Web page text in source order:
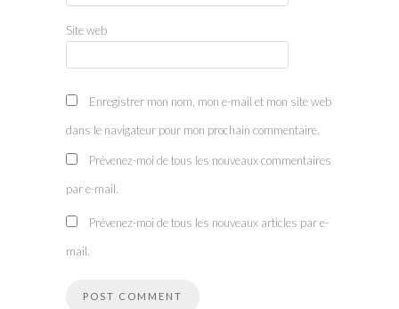
Site web
Enregistrer mon nom, mon e-mail et mon site web
dans le navigateur pour mon prochain commentaire.
Prévenez-moi de tous les nouveaux commentaires
par e-mail.
Prévenez-moi de tous les nouveaux articles par e-
mail.